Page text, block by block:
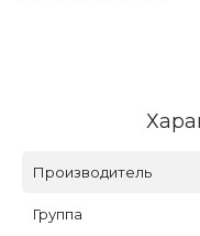
Производитель
Группа